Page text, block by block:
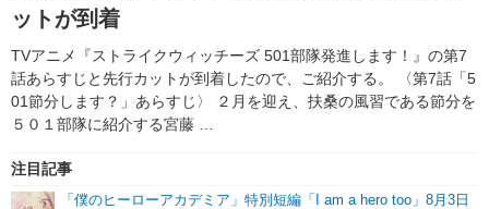
連載・ブログ一覧 コラム
編集部ブログ・お知らせ
ットが到着
TVアニメ『ストライクウィッチーズ 501部隊発進します！』の第7
話あらすじと先行カットが到着したので、ご紹介する。 〈第7話「5
01節分します？」あらすじ〉 ２月を迎え、扶桑の風習である節分を
５０１部隊に紹介する宮藤 …
注目記事
「僕のヒーローアカデミア」特別短編「I am a hero too」8月3日